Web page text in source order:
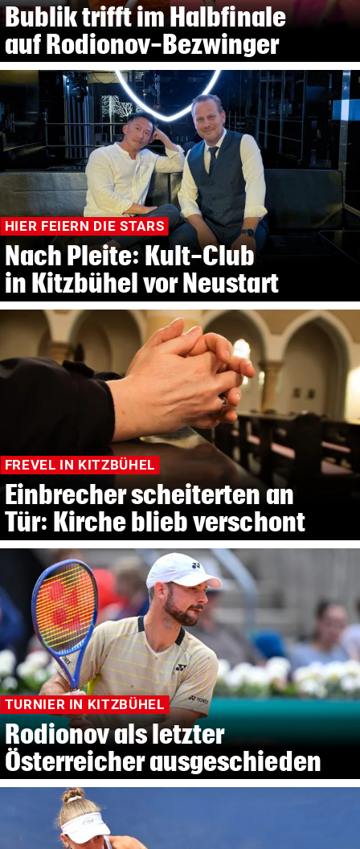
Bublik trifft im Halbfinale
auf Rodionov-Bezwinger
HIER FEIERN DIE STARS
Nach Pleite: Kult-Club
in Kitzbühel vor Neustart
FREVEL IN KITZBÜHEL
Einbrecher scheiterten an
Tür: Kirche blieb verschont
TURNIER IN KITZBÜHEL
Rodionov als letzter
Österreicher ausgeschieden